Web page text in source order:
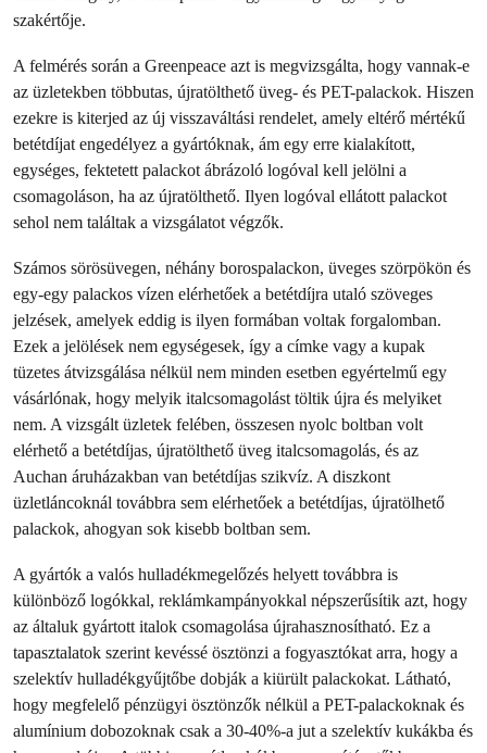
szakértője.
A felmérés során a Greenpeace azt is megvizsgálta, hogy vannak-e
az üzletekben többutas, újratölthető üveg- és PET-palackok. Hiszen
ezekre is kiterjed az új visszaváltási rendelet, amely eltérő mértékű
betétdíjat engedélyez a gyártóknak, ám egy erre kialakított,
egységes, fektetett palackot ábrázoló logóval kell jelölni a
csomagoláson, ha az újratölthető. Ilyen logóval ellátott palackot
sehol nem találtak a vizsgálatot végzők.
Számos sörösüvegen, néhány borospalackon, üveges szörpökön és
egy-egy palackos vízen elérhetőek a betétdíjra utaló szöveges
jelzések, amelyek eddig is ilyen formában voltak forgalomban.
Ezek a jelölések nem egységesek, így a címke vagy a kupak
tüzetes átvizsgálása nélkül nem minden esetben egyértelmű egy
vásárlónak, hogy melyik italcsomagolást töltik újra és melyiket
nem. A vizsgált üzletek felében, összesen nyolc boltban volt
elérhető a betétdíjas, újratölthető üveg italcsomagolás, és az
Auchan áruházakban van betétdíjas szikvíz. A diszkont
üzletláncoknál továbbra sem elérhetőek a betétdíjas, újratölhető
palackok, ahogyan sok kisebb boltban sem.
A gyártók a valós hulladékmegelőzés helyett továbbra is
különböző logókkal, reklámkampányokkal népszerűsítik azt, hogy
az általuk gyártott italok csomagolása újrahasznosítható. Ez a
tapasztalatok szerint kevéssé ösztönzi a fogyasztókat arra, hogy a
szelektív hulladékgyűjtőbe dobják a kiürült palackokat. Látható,
hogy megfelelő pénzügyi ösztönzők nélkül a PET-palackoknak és
alumínium dobozoknak csak a 30-40%-a jut a szelektív kukákba és